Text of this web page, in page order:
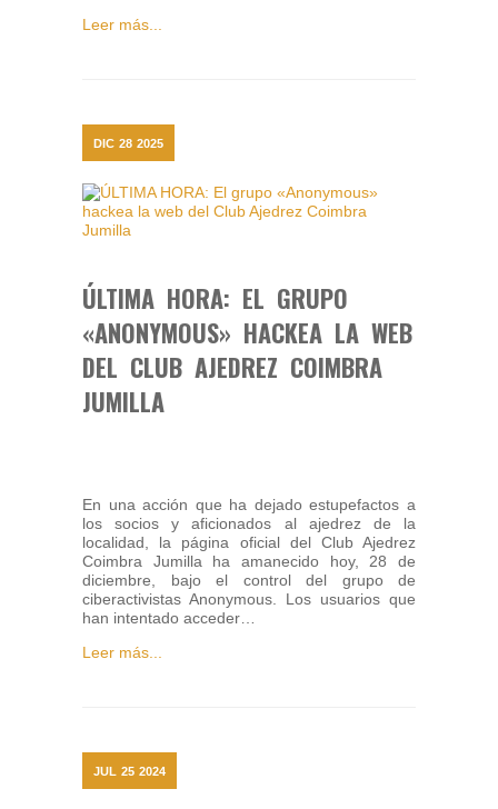
Leer más...
DIC 28 2025
ÚLTIMA HORA: EL GRUPO
«ANONYMOUS» HACKEA LA WEB
DEL CLUB AJEDREZ COIMBRA
JUMILLA
En una acción que ha dejado estupefactos a
los socios y aficionados al ajedrez de la
localidad, la página oficial del Club Ajedrez
Coimbra Jumilla ha amanecido hoy, 28 de
diciembre, bajo el control del grupo de
ciberactivistas Anonymous. Los usuarios que
han intentado acceder…
Leer más...
JUL 25 2024